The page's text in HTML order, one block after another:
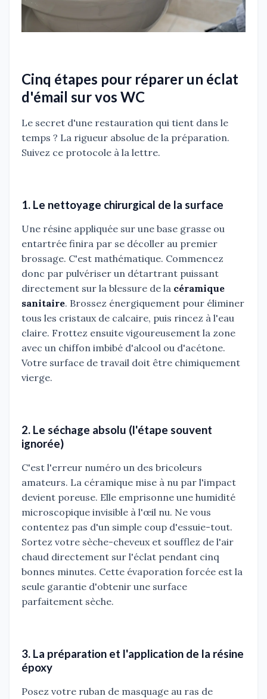
Cinq étapes pour réparer un éclat
d'émail sur vos WC
Le secret d'une restauration qui tient dans le
temps ? La rigueur absolue de la préparation.
Suivez ce protocole à la lettre.
1. Le nettoyage chirurgical de la surface
Une résine appliquée sur une base grasse ou
entartrée finira par se décoller au premier
brossage. C'est mathématique. Commencez
donc par pulvériser un détartrant puissant
directement sur la blessure de la céramique
sanitaire. Brossez énergiquement pour éliminer
tous les cristaux de calcaire, puis rincez à l'eau
claire. Frottez ensuite vigoureusement la zone
avec un chiffon imbibé d'alcool ou d'acétone.
Votre surface de travail doit être chimiquement
vierge.
2. Le séchage absolu (l'étape souvent
ignorée)
C'est l'erreur numéro un des bricoleurs
amateurs. La céramique mise à nu par l'impact
devient poreuse. Elle emprisonne une humidité
microscopique invisible à l'œil nu. Ne vous
contentez pas d'un simple coup d'essuie-tout.
Sortez votre sèche-cheveux et soufflez de l'air
chaud directement sur l'éclat pendant cinq
bonnes minutes. Cette évaporation forcée est la
seule garantie d'obtenir une surface
parfaitement sèche.
3. La préparation et l'application de la résine
époxy
Posez votre ruban de masquage au ras de